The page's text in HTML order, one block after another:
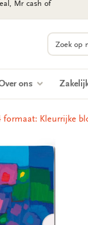
Mr cash of
Zoeken
ons
formaat: Kleurrijke